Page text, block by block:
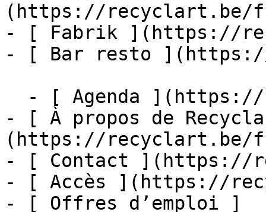
(https://recyclart.be/
- [ Fabrik ](https://
- [ Bar resto
- [ À propos de
(https://recyclart.be/
- [ Contact ](https://
- [ Accès ](https://
- [ Offres d’emploi ]